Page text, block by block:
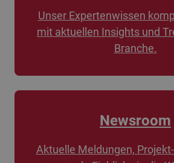
Unser Expertenwissen
mit aktuellen Insights und
Branche.
Newsroom
Aktuelle Meldungen,